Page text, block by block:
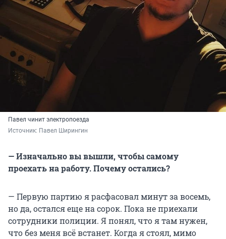
Павел чинит электропоезда
Источник: Павел Ширингин
— Изначально вы вышли, чтобы самому
проехать на работу. Почему остались?
— Первую партию я расфасовал минут за восемь,
но да, остался еще на сорок. Пока не приехали
сотрудники полиции. Я понял, что я там нужен,
что без меня всё встанет. Когда я стоял, мимо